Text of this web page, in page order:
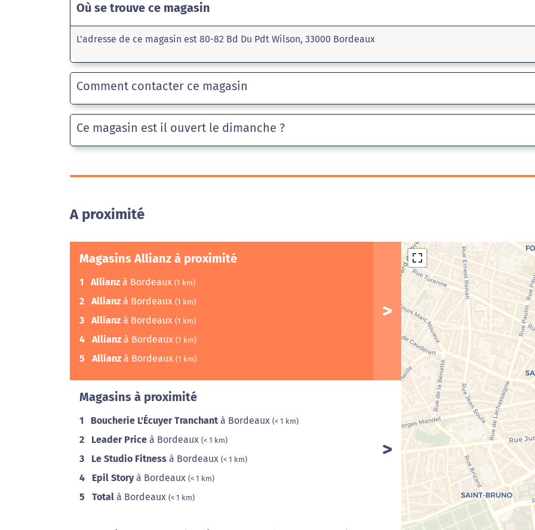
Où se trouve ce magasin
L'adresse de ce magasin est 80-82 Bd Du Pdt Wilson, 33000 Bordeaux
Comment contacter ce magasin
Ce magasin est il ouvert le dimanche ?
A proximité
Magasins Allianz à proximité
1 Allianz à Bordeaux (1 km)
2 Allianz à Bordeaux (1 km)
3 Allianz à Bordeaux (1 km)
4 Allianz à Bordeaux (1 km)
5 Allianz à Bordeaux (1 km)
Magasins à proximité
1 Boucherie L'Écuyer Tranchant à Bordeaux (< 1 km)
2 Leader Price à Bordeaux (< 1 km)
3 Le Studio Fitness à Bordeaux (< 1 km)
4 Epil Storyà Bordeaux (< 1 km)
5 Total à Bordeaux (< 1 km)